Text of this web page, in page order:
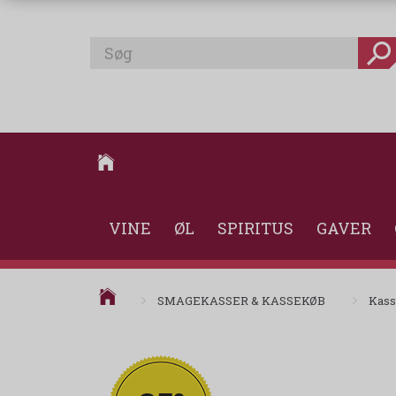
VINE ØL SPIRITUS GAVER
SMAGEKASSER & KASSEKØB